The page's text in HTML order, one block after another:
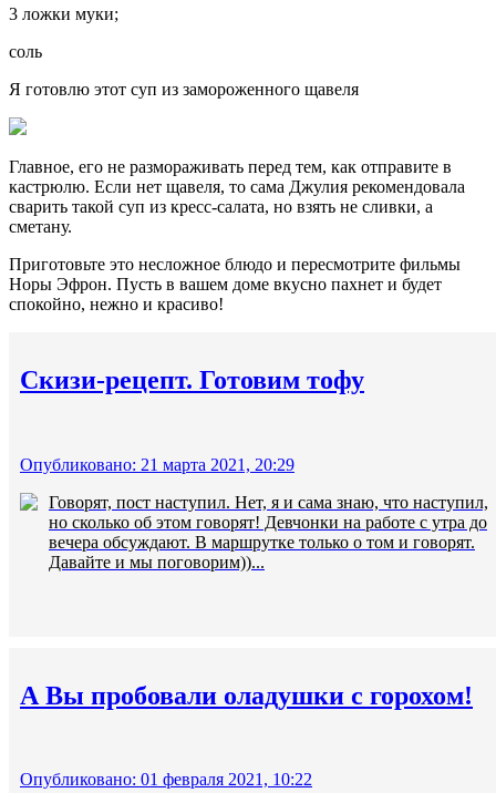
3 ложки муки;
соль
Я готовлю этот суп из замороженного щавеля
Главное, его не размораживать перед тем, как отправите в
кастрюлю. Если нет щавеля, то сама Джулия рекомендовала
сварить такой суп из кресс-салата, но взять не сливки, а
сметану.
Приготовьте это несложное блюдо и пересмотрите фильмы
Норы Эфрон. Пусть в вашем доме вкусно пахнет и будет
спокойно, нежно и красиво!
Скизи-рецепт. Готовим тофу
Опубликовано: 21 марта 2021, 20:29
Говорят, пост наступил. Нет, я и сама знаю, что наступил,
но сколько об этом говорят! Девчонки на работе с утра до
вечера обсуждают. В маршрутке только о том и говорят.
Давайте и мы поговорим))...
А Вы пробовали оладушки с горохом!
Опубликовано: 01 февраля 2021, 10:22